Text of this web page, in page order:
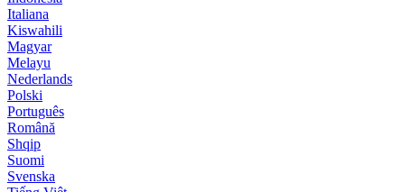
Italiana
Kiswahili
Magyar
Melayu
Nederlands
Polski
Português
Română
Shqip
Suomi
Svenska